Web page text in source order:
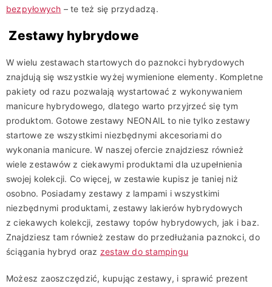
bezpyłowych – te też się przydadzą.
Zestawy hybrydowe
W wielu zestawach startowych do paznokci hybrydowych
znajdują się wszystkie wyżej wymienione elementy. Kompletne
pakiety od razu pozwalają wystartować z wykonywaniem
manicure hybrydowego, dlatego warto przyjrzeć się tym
produktom. Gotowe zestawy NEONAIL to nie tylko zestawy
startowe ze wszystkimi niezbędnymi akcesoriami do
wykonania manicure. W naszej ofercie znajdziesz również
wiele zestawów z ciekawymi produktami dla uzupełnienia
swojej kolekcji. Co więcej, w zestawie kupisz je taniej niż
osobno. Posiadamy zestawy z lampami i wszystkimi
niezbędnymi produktami, zestawy lakierów hybrydowych
z ciekawych kolekcji, zestawy topów hybrydowych, jak i baz.
Znajdziesz tam również zestaw do przedłużania paznokci, do
ściągania hybryd oraz zestaw do stampingu
Możesz zaoszczędzić, kupując zestawy, i sprawić prezent